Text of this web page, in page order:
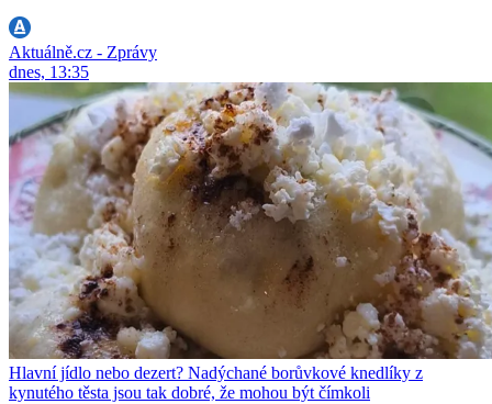
Aktuálně.cz - Zprávy
dnes, 13:35
Hlavní jídlo nebo dezert? Nadýchané borůvkové knedlíky z
kynutého těsta jsou tak dobré, že mohou být čímkoli